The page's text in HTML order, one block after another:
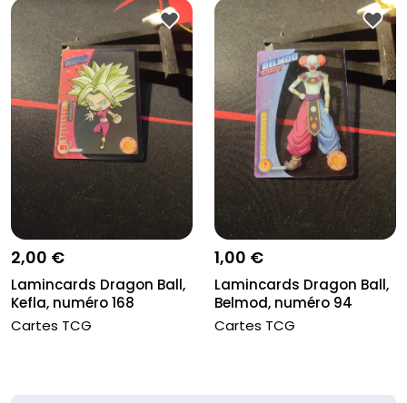
2,00 €
Lamincards Dragon Ball,
Kefla, numéro 168
Cartes TCG
1,00 €
Lamincards Dragon Ball,
Belmod, numéro 94
Cartes TCG